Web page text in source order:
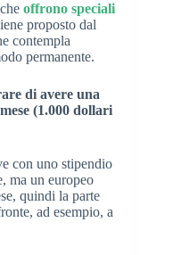
offrono speciali
proposto dal
contempla
permanente.
di avere una
(1.000 dollari
con uno stipendio
ma un europeo
quindi la parte
ad esempio, a